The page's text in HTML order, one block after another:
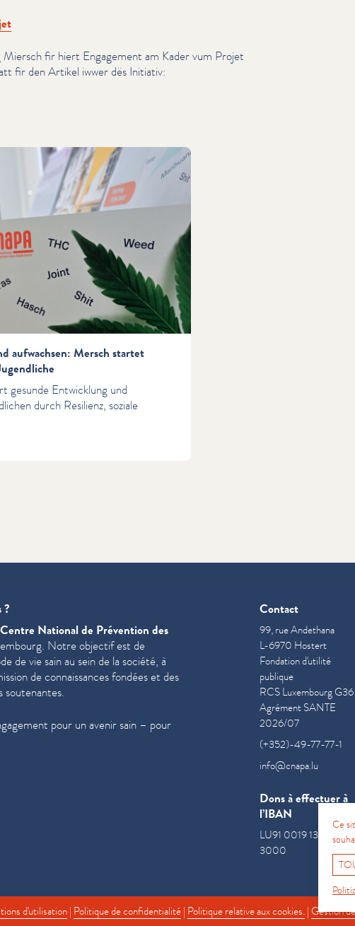
Miersch fir hiert Engagement am Kader vum Projet
fir den Artikel iwwer dës Initiativ:
aufwachsen: Mersch startet
gesunde Entwicklung und
durch Resilienz, soziale
?
Centre National de Prévention des
Notre objectif est de
de vie sain au sein de la société, à
de con­nais­sances fondées et des
soutenantes.
pour un avenir sain – pour
Contact
99, rue Andethana
L-6970 Hostert
Fondation d'utilité
publique
RCS Luxembourg G36
Agrément SANTE
2026/07
(+352)-49-77-77-1
info@cnapa.lu
Dons à effectuer à
l’IBAN
LU91 0019 1300
3000
d'utilisation| Politique de confidentialité| Politique relative aux cookies.|Gestion
Ce